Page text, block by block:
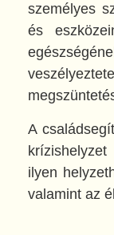
személyes
és
A
ilyen
valamint az